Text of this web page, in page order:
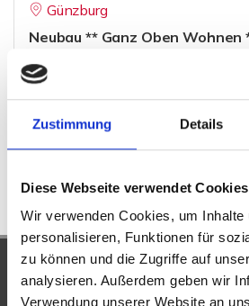
Zustimmung Details
Diese Webseite verwendet Cookies
Wir verwenden Cookies, um Inhalte
personalisieren, Funktionen für
zu können und die Zugriffe auf
analysieren. Außerdem geben wir
Verwendung unserer Website an
Günzburg
Neubau ** Ganz Oben Wohnen
Etagenwohnung
64,63 m²
2
UNSERE